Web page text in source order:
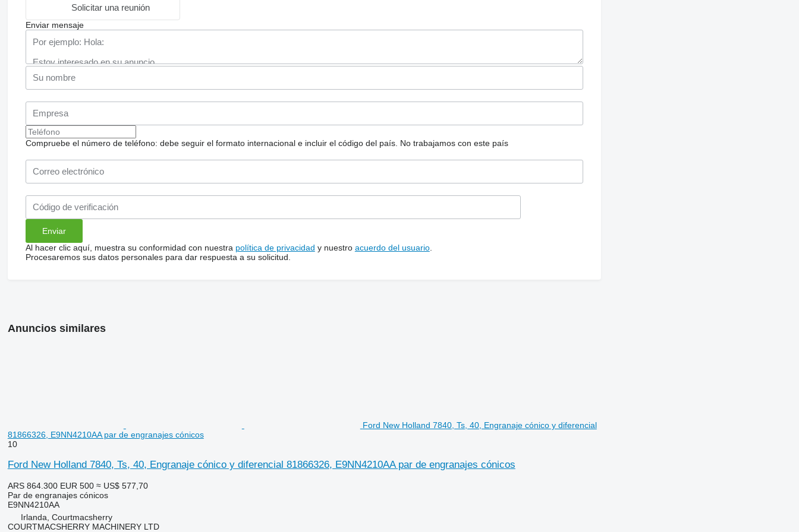
Solicitar una reunión
Enviar mensaje
Compruebe el número de teléfono: debe seguir el formato internacional e incluir el código del país. No trabajamos con este país
Al hacer clic aquí, muestra su conformidad con nuestra política de privacidad y nuestro acuerdo del usuario.
Procesaremos sus datos personales para dar respuesta a su solicitud.
Anuncios similares
Ford New Holland 7840, Ts, 40, Engranaje cónico y diferencial
81866326, E9NN4210AA par de engranajes cónicos
10
Ford New Holland 7840, Ts, 40, Engranaje cónico y diferencial 81866326, E9NN4210AA par de engranajes cónicos
ARS 864.300 EUR 500 ≈ US$ 577,70
Par de engranajes cónicos
E9NN4210AA
Irlanda, Courtmacsherry
COURTMACSHERRY MACHINERY LTD